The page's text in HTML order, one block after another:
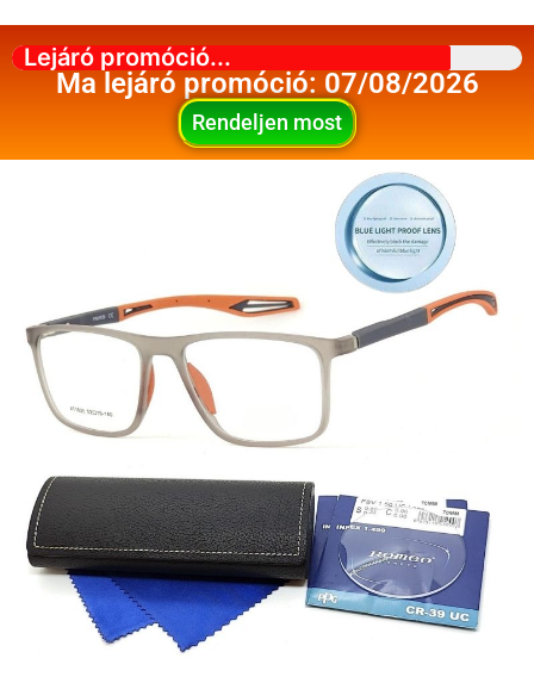
Lejáró promóció...
Ma lejáró promóció: 07/08/2026
Rendeljen most